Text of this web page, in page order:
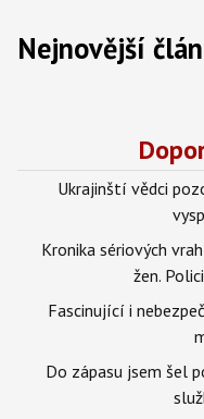
Nejnovější
Ukrajinští vědci
Kronika sériových
žen.
Fascinující i
Do zápasu jsem šel